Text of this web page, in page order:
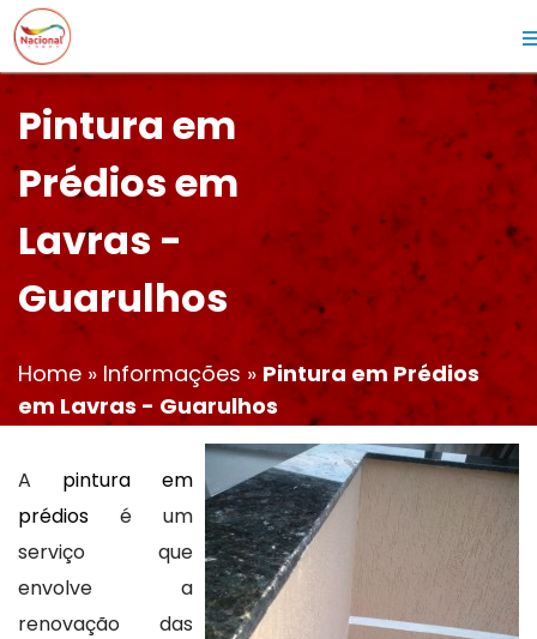
Pintura em
Prédios em
Lavras -
Guarulhos
Home » Informações » Pintura em Prédios
em Lavras - Guarulhos
A pintura em
prédios é um
serviço que
envolve a
renovação das